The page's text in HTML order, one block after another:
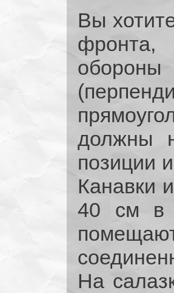
Вы
должны
позиции
Канавки
40 см в
На